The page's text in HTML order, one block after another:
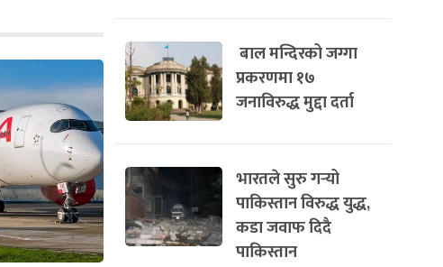
बाल मन्दिरको जग्गा
प्रकरणमा १७
जनाविरुद्ध मुद्दा दर्ता
भारतले सुरु गर्‍यो
पाकिस्तान विरुद्ध युद्ध,
कडा जवाफ दिदै
पाकिस्तान